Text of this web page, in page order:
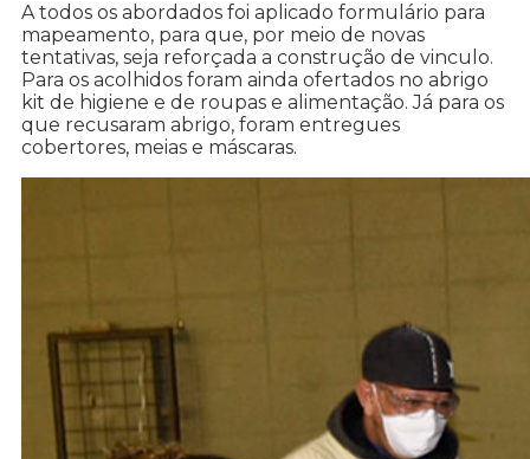
A todos os abordados foi aplicado formulário para
mapeamento, para que, por meio de novas
tentativas, seja reforçada a construção de vinculo.
Para os acolhidos foram ainda ofertados no abrigo
kit de higiene e de roupas e alimentação. Já para os
que recusaram abrigo, foram entregues
cobertores, meias e máscaras.